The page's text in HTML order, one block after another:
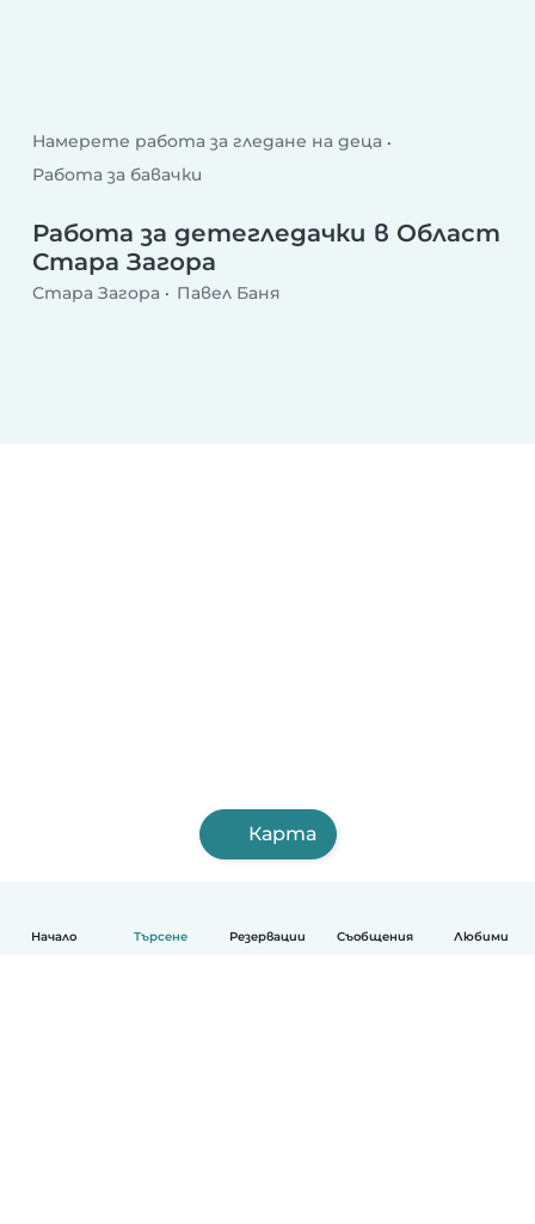
Начало Търсене Резервации Съобщения Любими
Намерете работа за гледане на деца
Работа за бавачки
Работа за детегледачки в Област
Стара Загора
Стара Загора Павел Баня
Карта